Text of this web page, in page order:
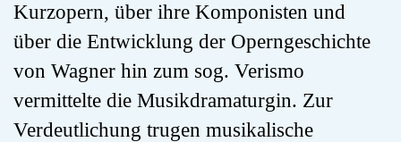
Kurzopern, über ihre Komponisten und
über die Entwicklung der Operngeschichte
von Wagner hin zum sog. Verismo
vermittelte die Musikdramaturgin. Zur
Verdeutlichung trugen musikalische